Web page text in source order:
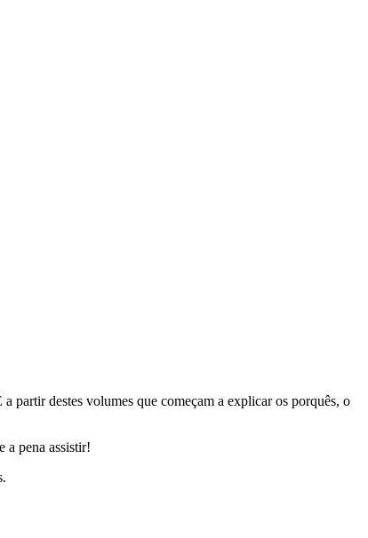
partir destes volumes que começam a explicar os porquês, o
a pena assistir!